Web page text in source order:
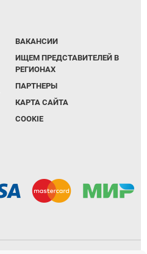
ВАКАНСИИ
ИЩЕМ ПРЕДСТАВИТЕЛЕЙ В
РЕГИОНАХ
ПАРТНЕРЫ
КАРТА САЙТА
COOKIE